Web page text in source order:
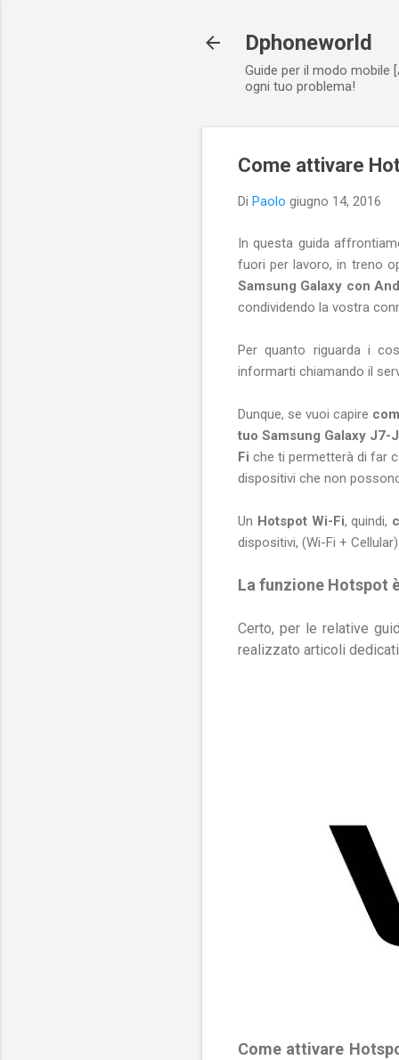
Dphoneworld
Guide per il modo mobile
ogni tuo problema!
Come attivare
Di Paolo giugno 14, 2016
In questa guida
fuori per lavoro, in treno
Samsung Galaxy con
condividendo la vostra
Per quanto riguarda i
informarti chiamando il
Dunque, se vuoi capire
tuo Samsung Galaxy J7-
Fi che ti permetterà di far
dispositivi che non
Un Hotspot Wi-Fi, quindi,
dispositivi, (Wi-Fi + Cellular).
La funzione Hotspot
Certo, per le relative
realizzato articoli
Come attivare